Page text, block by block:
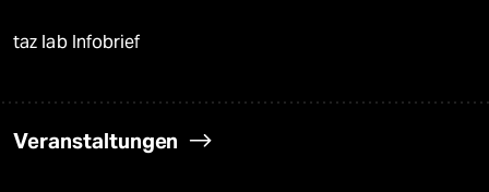
taz lab Infobrief
Veranstaltungen